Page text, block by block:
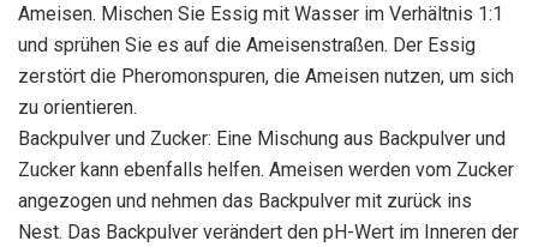
Ameisen. Mischen Sie Essig mit Wasser im Verhältnis 1:1
und sprühen Sie es auf die Ameisenstraßen. Der Essig
zerstört die Pheromonspuren, die Ameisen nutzen, um sich
zu orientieren.
Backpulver und Zucker: Eine Mischung aus Backpulver und
Zucker kann ebenfalls helfen. Ameisen werden vom Zucker
angezogen und nehmen das Backpulver mit zurück ins
Nest. Das Backpulver verändert den pH-Wert im Inneren der